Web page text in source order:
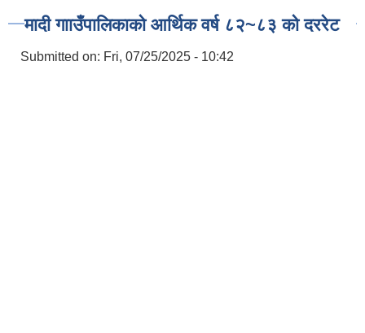
मादी गााउँपालिकाको आर्थिक वर्ष ८२~८३ को दररेट
Submitted on: Fri, 07/25/2025 - 10:42